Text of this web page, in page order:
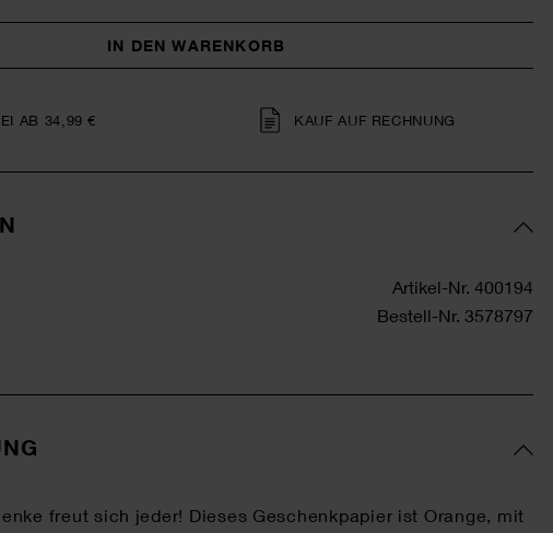
IN DEN WARENKORB
AB 34,99 € KAUF AUF RECHNUNG
Artikel-Nr. 400194
Bestell-Nr. 3578797
freut sich jeder! Dieses Geschenkpapier ist Orange, mit